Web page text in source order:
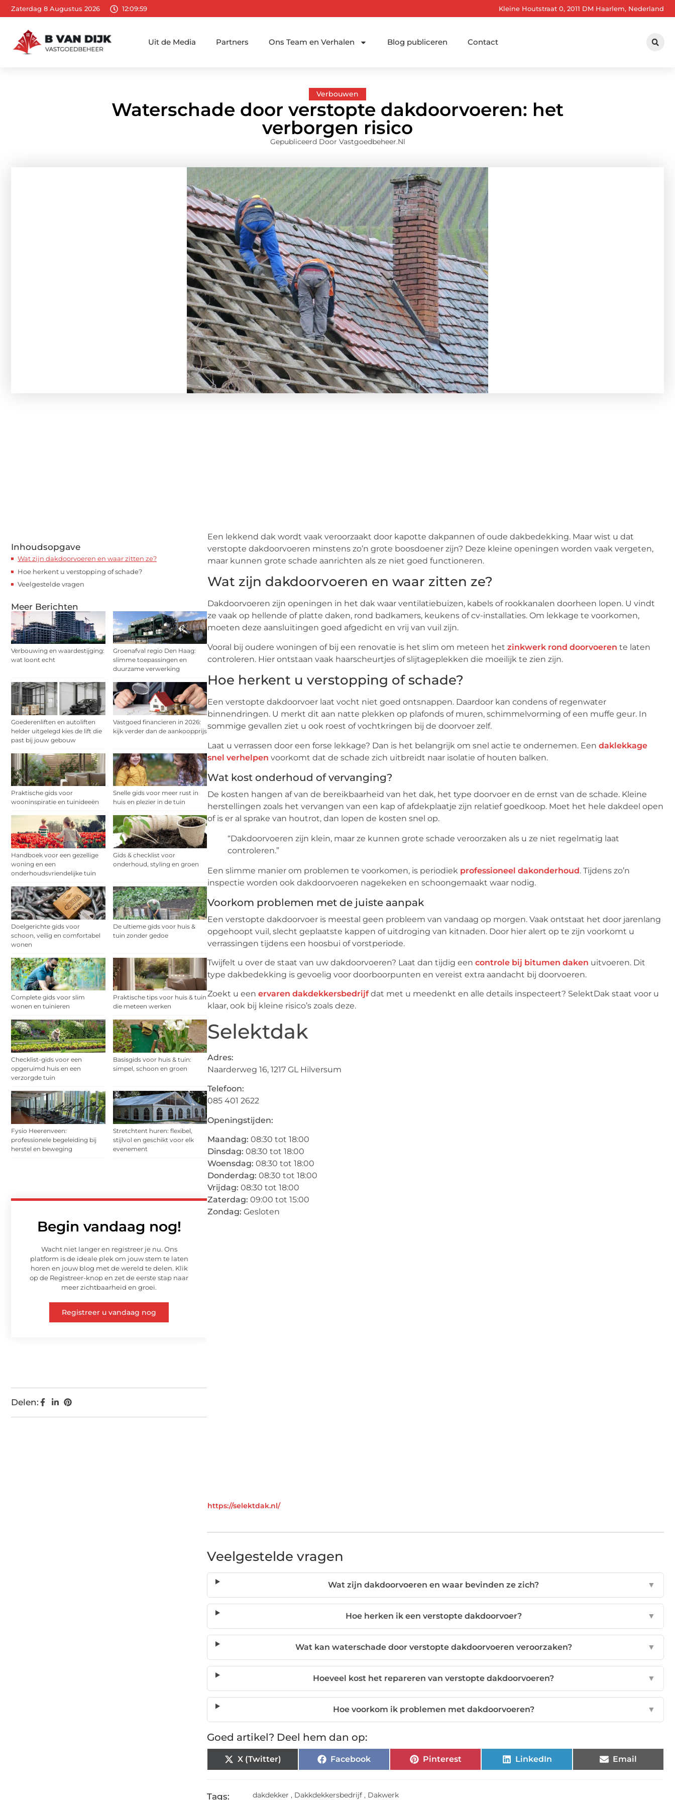
Zaterdag 8 Augustus 2026 12:10:01 Kleine Houtstraat 0, 2011 DM Haarlem, Nederland
Uit de Media Partners Ons Team en Verhalen Blog publiceren Contact
Verbouwen
Waterschade door verstopte dakdoorvoeren: het
verborgen risico
Gepubliceerd Door Vastgoedbeheer.nl
Inhoudsopgave
Wat zijn dakdoorvoeren en waar zitten ze?
Hoe herkent u verstopping of schade?
Veelgestelde vragen
Meer Berichten
Verbouwing en waardestijging:
wat loont echt
Groenafval regio Den Haag:
slimme toepassingen en
duurzame verwerking
Goederenliften en autoliften
helder uitgelegd kies de lift die
past bij jouw gebouw
Vastgoed financieren in 2026:
kijk verder dan de aankoopprijs
Praktische gids voor
wooninspiratie en tuinideeën
Snelle gids voor meer rust in
huis en plezier in de tuin
Handboek voor een gezellige
woning en een
onderhoudsvriendelijke tuin
Gids & checklist voor
onderhoud, styling en groen
Doelgerichte gids voor
schoon, veilig en comfortabel
wonen
De ultieme gids voor huis &
tuin zonder gedoe
Complete gids voor slim
wonen en tuinieren
Praktische tips voor huis & tuin
die meteen werken
Checklist-gids voor een
opgeruimd huis en een
verzorgde tuin
Basisgids voor huis & tuin:
simpel, schoon en groen
Fysio Heerenveen:
professionele begeleiding bij
herstel en beweging
Stretchtent huren: flexibel,
stijlvol en geschikt voor elk
evenement
Begin vandaag nog!
Wacht niet langer en registreer je nu. Ons
platform is de ideale plek om jouw stem te laten
horen en jouw blog met de wereld te delen. Klik
op de Registreer-knop en zet de eerste stap naar
meer zichtbaarheid en groei.
Registreer u vandaag nog
Delen:
Een lekkend dak wordt vaak veroorzaakt door kapotte dakpannen of oude dakbedekking. Maar wist u dat
verstopte dakdoorvoeren minstens zo’n grote boosdoener zijn? Deze kleine openingen worden vaak vergeten,
maar kunnen grote schade aanrichten als ze niet goed functioneren.
Wat zijn dakdoorvoeren en waar zitten ze?
Dakdoorvoeren zijn openingen in het dak waar ventilatiebuizen, kabels of rookkanalen doorheen lopen. U vindt
ze vaak op hellende of platte daken, rond badkamers, keukens of cv-installaties. Om lekkage te voorkomen,
moeten deze aansluitingen goed afgedicht en vrij van vuil zijn.
Vooral bij oudere woningen of bij een renovatie is het slim om meteen het zinkwerk rond doorvoeren te laten
controleren. Hier ontstaan vaak haarscheurtjes of slijtageplekken die moeilijk te zien zijn.
Hoe herkent u verstopping of schade?
Een verstopte dakdoorvoer laat vocht niet goed ontsnappen. Daardoor kan condens of regenwater
binnendringen. U merkt dit aan natte plekken op plafonds of muren, schimmelvorming of een muffe geur. In
sommige gevallen ziet u ook roest of vochtkringen bij de doorvoer zelf.
Laat u verrassen door een forse lekkage? Dan is het belangrijk om snel actie te ondernemen. Een daklekkage
snel verhelpen voorkomt dat de schade zich uitbreidt naar isolatie of houten balken.
Wat kost onderhoud of vervanging?
De kosten hangen af van de bereikbaarheid van het dak, het type doorvoer en de ernst van de schade. Kleine
herstellingen zoals het vervangen van een kap of afdekplaatje zijn relatief goedkoop. Moet het hele dakdeel open
of is er al sprake van houtrot, dan lopen de kosten snel op.
“Dakdoorvoeren zijn klein, maar ze kunnen grote schade veroorzaken als u ze niet regelmatig laat
controleren.”
Een slimme manier om problemen te voorkomen, is periodiek professioneel dakonderhoud. Tijdens zo’n
inspectie worden ook dakdoorvoeren nagekeken en schoongemaakt waar nodig.
Voorkom problemen met de juiste aanpak
Een verstopte dakdoorvoer is meestal geen probleem van vandaag op morgen. Vaak ontstaat het door jarenlang
opgehoopt vuil, slecht geplaatste kappen of uitdroging van kitnaden. Door hier alert op te zijn voorkomt u
verrassingen tijdens een hoosbui of vorstperiode.
Twijfelt u over de staat van uw dakdoorvoeren? Laat dan tijdig een controle bij bitumen daken uitvoeren. Dit
type dakbedekking is gevoelig voor doorboorpunten en vereist extra aandacht bij doorvoeren.
Zoekt u een ervaren dakdekkersbedrijfdat met u meedenkt en alle details inspecteert? SelektDak staat voor u
klaar, ook bij kleine risico’s zoals deze.
Selektdak
Adres:
Naarderweg 16, 1217 GL Hilversum
Telefoon:
085 401 2622
Openingstijden:
Maandag: 08:30 tot 18:00
Dinsdag: 08:30 tot 18:00
Woensdag: 08:30 tot 18:00
Donderdag: 08:30 tot 18:00
Vrijdag: 08:30 tot 18:00
Zaterdag: 09:00 tot 15:00
Zondag: Gesloten
https://selektdak.nl/
Veelgestelde vragen
Wat zijn dakdoorvoeren en waar bevinden ze zich? ▼
Hoe herken ik een verstopte dakdoorvoer? ▼
Wat kan waterschade door verstopte dakdoorvoeren veroorzaken? ▼
Hoeveel kost het repareren van verstopte dakdoorvoeren? ▼
Hoe voorkom ik problemen met dakdoorvoeren? ▼
Goed artikel? Deel hem dan op:
X (Twitter) Facebook Pinterest LinkedIn Email
Tags: dakdekker , Dakkdekkersbedrijf , Dakwerk